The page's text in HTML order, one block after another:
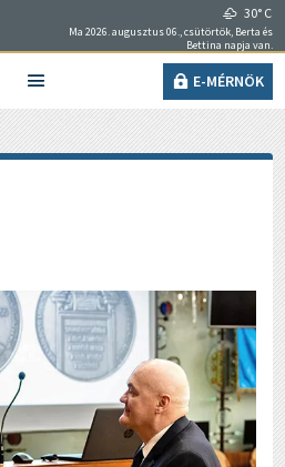
30° C
Ma 2026. augusztus 06., csütörtök, Berta és
Bettina napja van.
E-MÉRNÖK